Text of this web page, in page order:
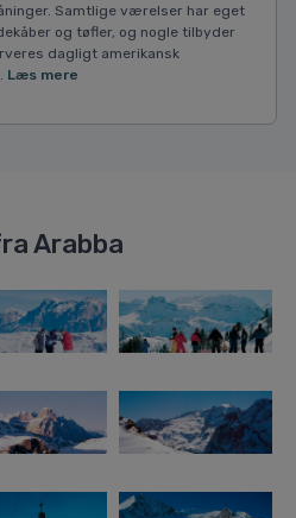
Samtlige værelser har eget
og tøfler, og nogle tilbyder
dagligt amerikansk
Læs mere
Arabba